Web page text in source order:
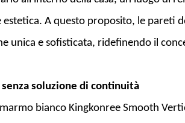
estetica. A questo proposito, le pareti
unica e sofisticata, ridefinendo il
soluzione di continuità
bianco Kingkonree Smooth